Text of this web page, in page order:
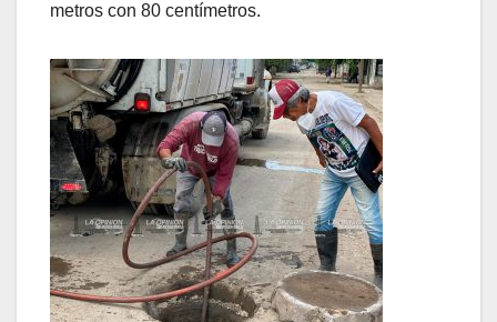
metros con 80 centímetros.